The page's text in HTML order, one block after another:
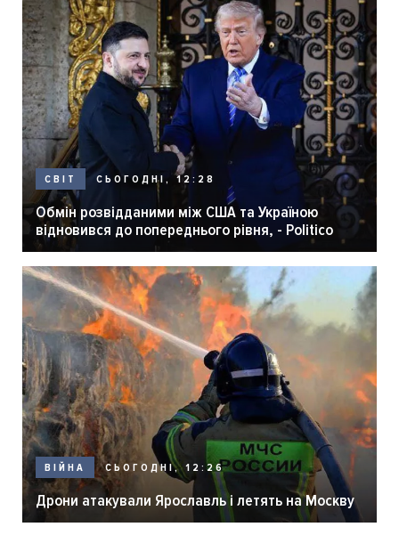
СВІТ СЬОГОДНІ, 12:28
Обмін розвідданими між США та Україною
відновився до попереднього рівня, - Politico
ВІЙНА СЬОГОДНІ, 12:26
Дрони атакували Ярославль і летять на Москву